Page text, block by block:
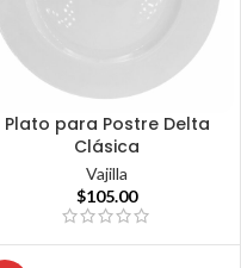
Plato para Postre Delta
Clásica
Vajilla
$105.00